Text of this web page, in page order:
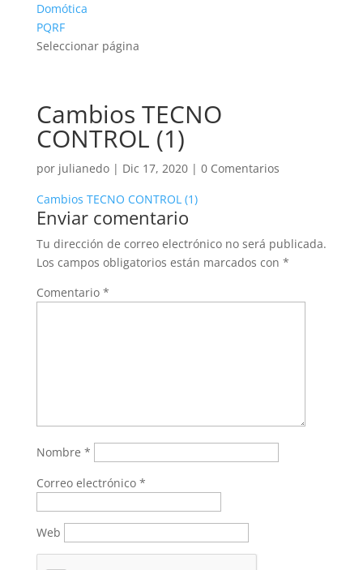
Domótica
PQRF
Seleccionar página
Cambios TECNO
CONTROL (1)
por julianedo| Dic 17, 2020| 0 Comentarios
Cambios TECNO CONTROL (1)
Enviar comentario
Tu dirección de correo electrónico no será publicada.
Los campos obligatorios están marcados con *
Comentario *
Nombre *
Correo electrónico *
Web